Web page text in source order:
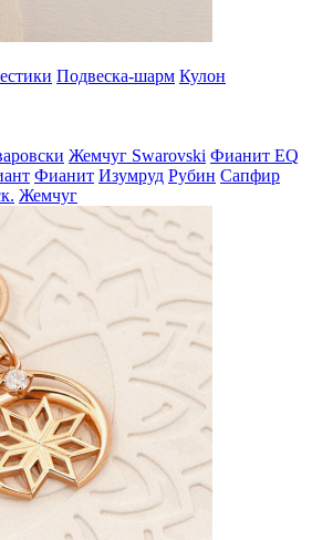
Подвеска-шарм Кулон
Жемчуг Swarovski Фианит EQ
Фианит Изумруд Рубин Сапфир
Жемчуг